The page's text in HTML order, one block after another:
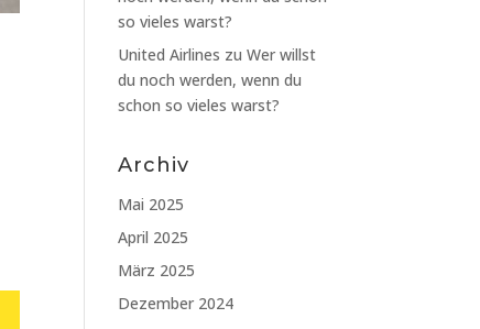
so vieles warst?
United Airlines zuWer willst
du noch werden, wenn du
schon so vieles warst?
Archiv
Mai 2025
April 2025
März 2025
Dezember 2024